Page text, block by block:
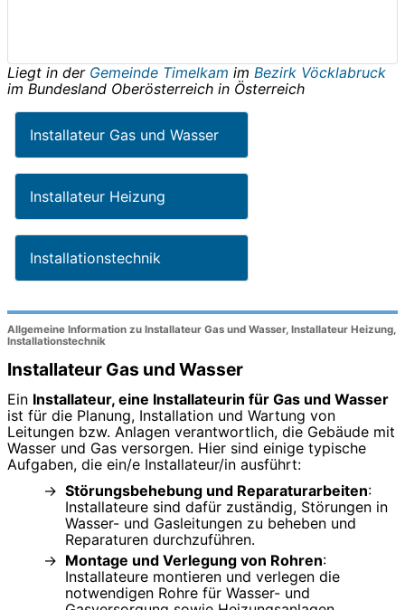
Liegt in der Gemeinde Timelkam im Bezirk Vöcklabruck
im Bundesland Oberösterreich in Österreich
Installateur Gas und Wasser
Installateur Heizung
Installationstechnik
Allgemeine Information zu Installateur Gas und Wasser, Installateur Heizung,
Installationstechnik
Installateur Gas und Wasser
Ein Installateur, eine Installateurin für Gas und Wasser
ist für die Planung, Installation und Wartung von
Leitungen bzw. Anlagen verantwortlich, die Gebäude mit
Wasser und Gas versorgen. Hier sind einige typische
Aufgaben, die ein/e Installateur/in ausführt:
Störungsbehebung und Reparaturarbeiten:
Installateure sind dafür zuständig, Störungen in
Wasser- und Gasleitungen zu beheben und
Reparaturen durchzuführen.
Montage und Verlegung von Rohren:
Installateure montieren und verlegen die
notwendigen Rohre für Wasser- und